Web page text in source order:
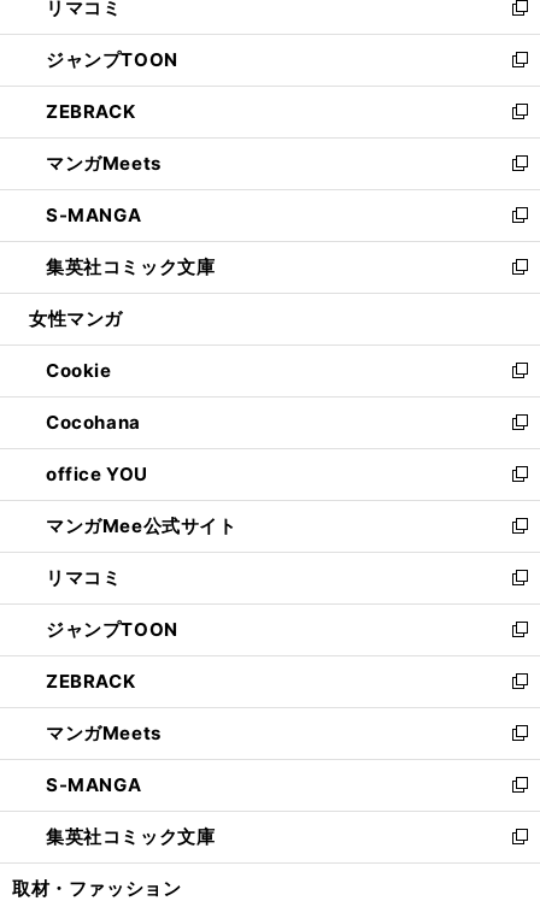
で
開
く
ド
ウ
で
開
く
ィ
ン
ド
ウ
で
開
く
い
ウ
ィ
ン
ド
ウ
で
開
く
リマコミ
新
し
い
ウ
ィ
ン
ド
ウ
で
開
く
ジャンプTOON
新
し
い
ウ
ィ
ン
ド
ウ
で
開
ZEBRACK
新
し
い
ウ
ィ
ン
ド
ウ
開
く
マンガMeets
新
し
い
ウ
ィ
ン
ウ
で
開
く
S-MANGA
新
し
い
ウ
ン
ド
ウ
で
開
く
集英社コミック文庫
新
し
ウ
ィ
ン
ド
ウ
で
開
く
女性マンガ
Cookie
新
し
い
ウ
ィ
ン
ド
ウ
で
開
く
Cocohana
新
し
い
ウ
ィ
ン
ド
ウ
で
開
く
office YOU
新
し
い
ウ
ィ
ン
ド
ウ
で
開
く
マンガMee公式サイト
新
し
い
ウ
ィ
ン
ド
ウ
で
開
く
リマコミ
新
し
い
ウ
ィ
ン
ド
ウ
で
開
く
ジャンプTOON
新
し
い
ウ
ィ
ン
ド
ウ
で
開
ZEBRACK
新
し
い
ウ
ィ
ン
ド
ウ
マンガMeets
新
し
い
ウ
ィ
ン
S-MANGA
新
し
い
ウ
集英社コミック文庫
新
し
取材・ファッション